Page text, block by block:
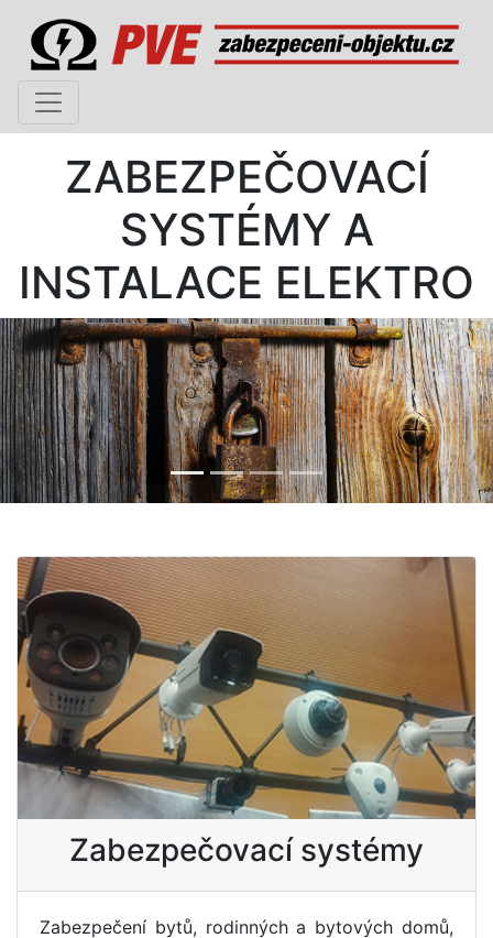
ZABEZPEČOVACÍ
SYSTÉMY A
INSTALACE ELEKTRO
Zabezpečovací systémy
Zabezpečení bytů, rodinných a bytových domů,